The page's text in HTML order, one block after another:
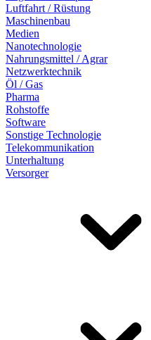
Luftfahrt / Rüstung
Maschinenbau
Medien
Nanotechnologie
Nahrungsmittel / Agrar
Netzwerktechnik
Öl / Gas
Pharma
Rohstoffe
Software
Sonstige Technologie
Telekommunikation
Unterhaltung
Versorger